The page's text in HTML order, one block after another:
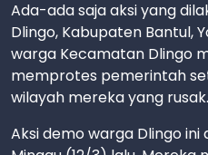
Ada-ada saja aksi yang
Dlingo, Kabupaten Bantul,
warga Kecamatan Dlingo
memprotes pemerintah
wilayah mereka yang rusak.
Aksi demo warga Dlingo